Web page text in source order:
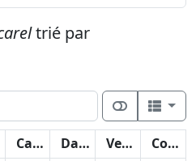
trié par
Catégorie Date Version Compteur